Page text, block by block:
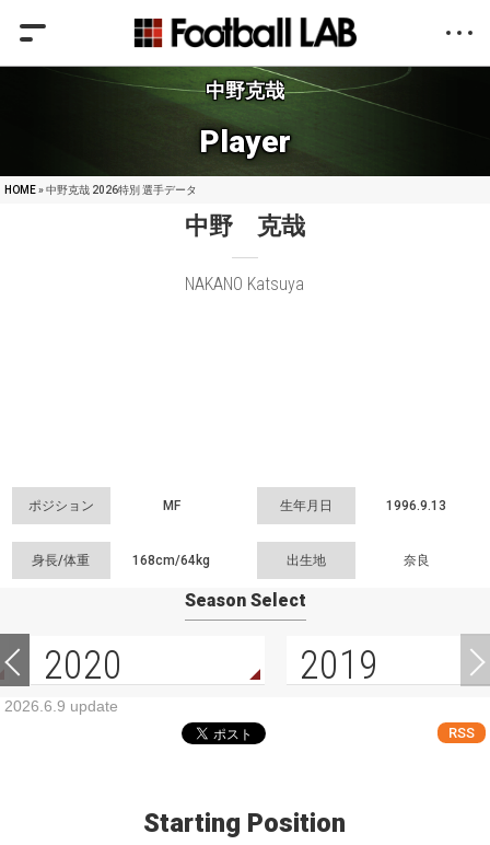
中野克哉
Player
HOME» 中野克哉 2026特別 選手データ
中野 克哉
NAKANO Katsuya
ポジション MF 生年月日 1996.9.13
身長/体重 168cm/64kg 出生地 奈良
Season Select
2020 2019
2026.6.9 update
RSS
Starting Position